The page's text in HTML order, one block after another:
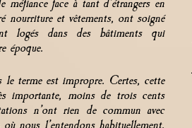
nourriture et vêtements, ont soigné
logés dans des bâtiments qui
époque.
le terme est impropre. Certes, cette
importante, moins de trois cents
n’ont rien de commun avec
nous l’entendons habituellement.